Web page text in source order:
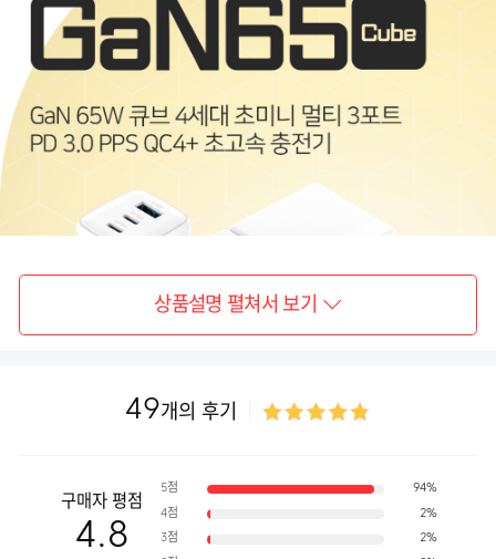
상품설명 펼쳐서 보기
49개의 후기
구매자 평점
4.8
5점 94%
4점 2%
3점 2%